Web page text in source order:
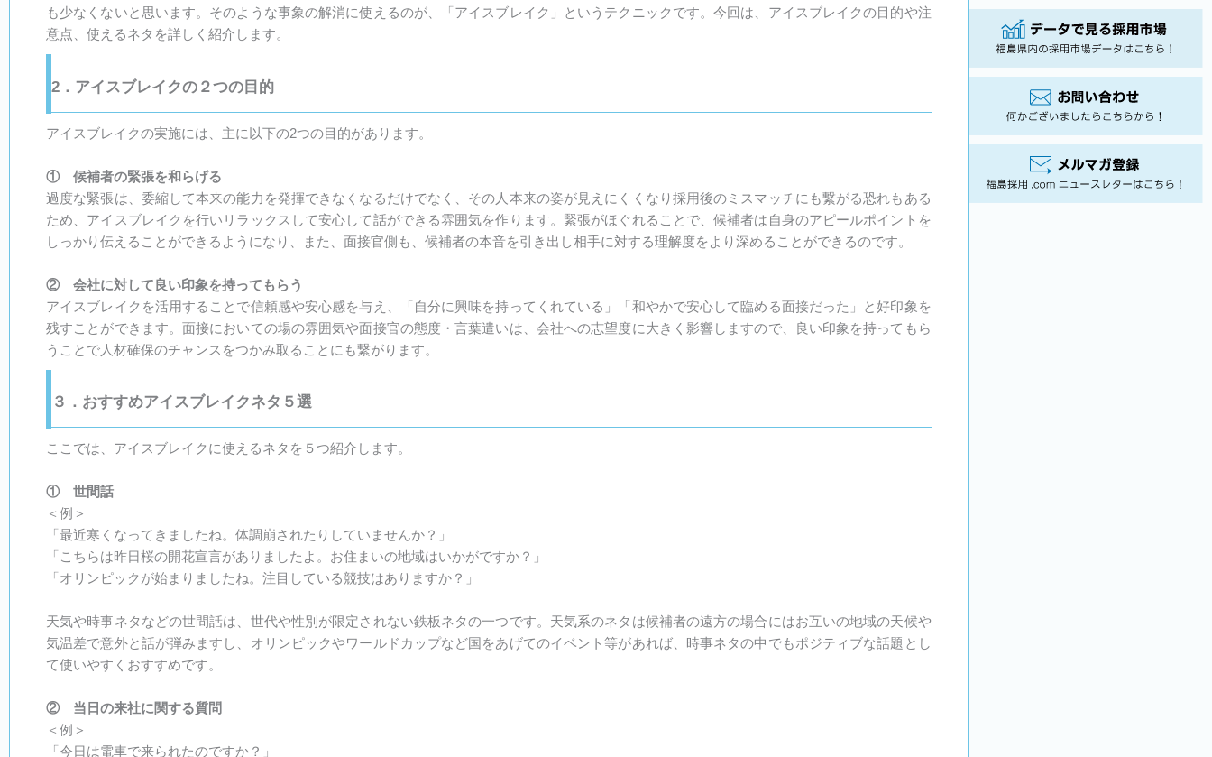
も少なくないと思います。そのような事象の解消に使えるのが、「アイスブレイク」というテクニックです。今回は、アイスブレイクの目的や注
意点、使えるネタを詳しく紹介します。
2．アイスブレイクの２つの目的
アイスブレイクの実施には、主に以下の2つの目的があります。
① 候補者の緊張を和らげる
過度な緊張は、委縮して本来の能力を発揮できなくなるだけでなく、その人本来の姿が見えにくくなり採用後のミスマッチにも繋がる恐れもある
ため、アイスブレイクを行いリラックスして安心して話ができる雰囲気を作ります。緊張がほぐれることで、候補者は自身のアピールポイントを
しっかり伝えることができるようになり、また、面接官側も、候補者の本音を引き出し相手に対する理解度をより深めることができるのです。
② 会社に対して良い印象を持ってもらう
アイスブレイクを活用することで信頼感や安心感を与え、「自分に興味を持ってくれている」「和やかで安心して臨める面接だった」と好印象を
残すことができます。面接においての場の雰囲気や面接官の態度・言葉遣いは、会社への志望度に大きく影響しますので、良い印象を持ってもら
うことで人材確保のチャンスをつかみ取ることにも繋がります。
３．おすすめアイスブレイクネタ５選
ここでは、アイスブレイクに使えるネタを５つ紹介します。
① 世間話
＜例＞
「最近寒くなってきましたね。体調崩されたりしていませんか？」
「こちらは昨日桜の開花宣言がありましたよ。お住まいの地域はいかがですか？」
「オリンピックが始まりましたね。注目している競技はありますか？」
天気や時事ネタなどの世間話は、世代や性別が限定されない鉄板ネタの一つです。天気系のネタは候補者の遠方の場合にはお互いの地域の天候や
気温差で意外と話が弾みますし、オリンピックやワールドカップなど国をあげてのイベント等があれば、時事ネタの中でもポジティブな話題とし
て使いやすくおすすめです。
② 当日の来社に関する質問
＜例＞
「今日は電車で来られたのですか？」